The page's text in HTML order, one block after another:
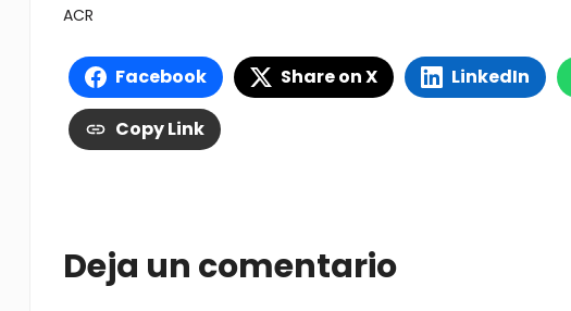
ACR
Facebook Share on X LinkedIn
Copy Link
Deja un comentario